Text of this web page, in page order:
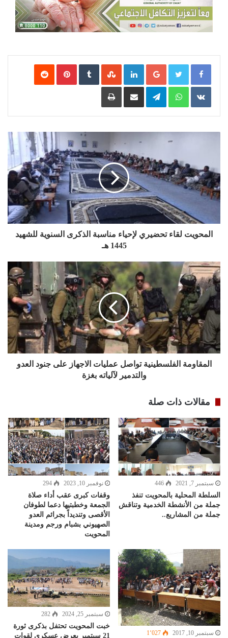
Google+
LinkedIn
‏StumbleUpon
‏VKontakte
WhatsApp
Telegram مشاركة عبر البريد طباعة
المحويت لقاء تحضيري لإحياء مناسبة الذكرى السنوية للشهيد
1445 هـ
المقاومة الفلسطينية تواصل عمليات الاجهاز على جنود العدو
والتدمير لآلياته بغزة
مقالات ذات صلة
سبتمبر 7, 2021 446
السلطة المحلية بالمحويت تنفذ
جملة من الأنشطة الخدمية وتناقش
جملة من المشاريع..
نوفمبر 10, 2023 294
وقفات كبرى عقب أداء صلاة
الجمعة وخطبتيها دعما لطوفان
الأقصى وتنديداً بجرائم العدو
الصهيوني بشبام ورجم ومدينة
المحويت
سبتمبر 10, 2017 1٬027
سبتمبر 25, 2024 282
خبت المحويت تحتفل بذكرى ثورة
21 سبتمبر بعرض عسكري لقوات